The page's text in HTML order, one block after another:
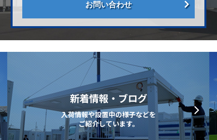
お問い合わせ
新着情報・ブログ
入荷情報や設置中の様子などを
ご紹介しています。